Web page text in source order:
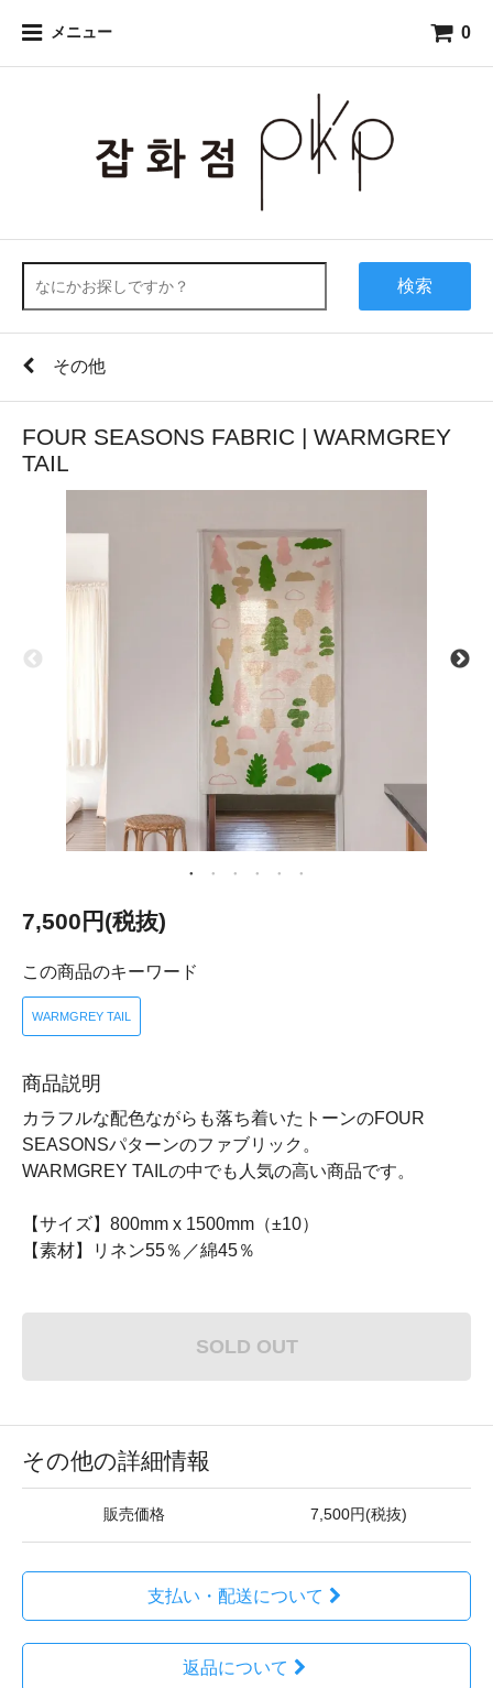
メニュー 0
検索
その他
FOUR SEASONS FABRIC | WARMGREY
TAIL
7,500円(税抜)
この商品のキーワード
WARMGREY TAIL
商品説明
カラフルな配色ながらも落ち着いたトーンのFOUR
SEASONSパターンのファブリック。
WARMGREY TAILの中でも人気の高い商品です。
【サイズ】800mm x 1500mm（±10）
【素材】リネン55％／綿45％
SOLD OUT
その他の詳細情報
販売価格 7,500円(税抜)
支払い・配送について
返品について